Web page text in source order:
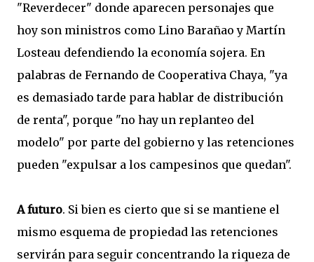
"Reverdecer" donde aparecen personajes que
hoy son ministros como Lino Barañao y Martín
Losteau defendiendo la economía sojera. En
palabras de Fernando de Cooperativa Chaya, "ya
es demasiado tarde para hablar de distribución
de renta", porque "no hay un replanteo del
modelo" por parte del gobierno y las retenciones
pueden "expulsar a los campesinos que quedan".
A futuro. Si bien es cierto que si se mantiene el
mismo esquema de propiedad las retenciones
servirán para seguir concentrando la riqueza de